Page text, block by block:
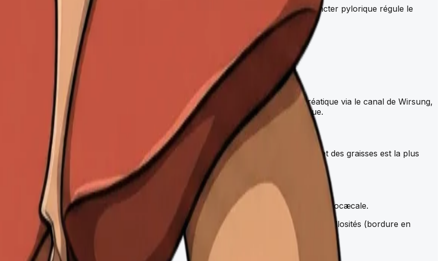
circulaire, oblique) qui assurent le brassage et la vidange gastrique. Le sphincter pylorique régule le
Il mesure 6 à 7 mètres et se divise en trois segments.
de la du pancréas
. Il reçoit la bile via le canal cholédoque et le suc pancréatique via le canal de Wirsung,
(ampoule de Vater). C'est ici que se déroule l'essentiel de la digestion chimique.
2,5 m). C'est le segment où l'absorption des glucides, des acides aminés et des graisses est la plus
spécifiquement la vitamine B12 et les sels biliaires. Il se termine par la valvule iléocæcale.
niveaux de repliements : plis circulaires de Kerckring, villosités intestinales et microvillosités (bordure en